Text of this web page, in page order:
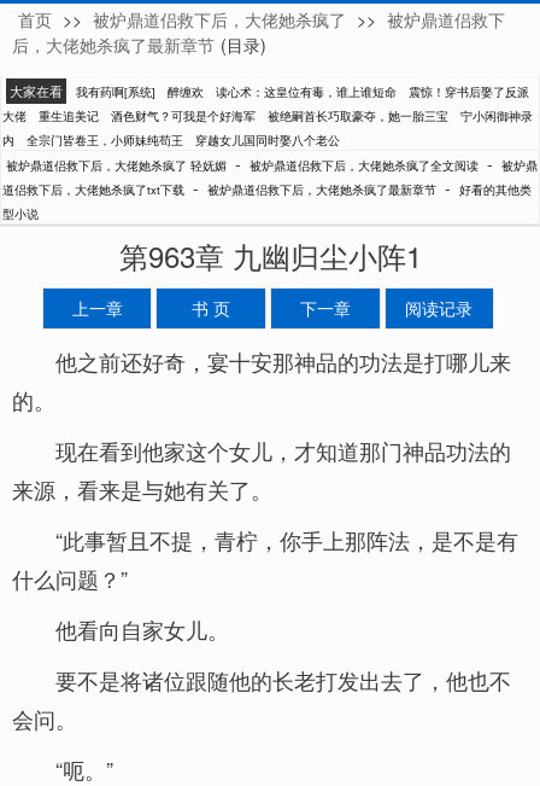
轻妩媚
首页 >> 被炉鼎道侣救下后，大佬她杀疯了 >> 被炉鼎道侣救下
后，大佬她杀疯了最新章节 (目录)
大家在看 我有药啊[系统] 醉缠欢 读心术：这皇位有毒，谁上谁短命
震惊！穿书后娶了反派
大佬
重生追美记 酒色财气？可我是个好海军 被绝嗣首长巧取豪夺，她一胎三宝
宁小闲御神录
内
全宗门皆卷王，小师妹纯苟王
穿越女儿国同时娶八个老公
被炉鼎道侣救下后，大佬她杀疯了 轻妩媚 - 被炉鼎道侣救下后，大佬她杀疯了全文阅读 - 被炉鼎
道侣救下后，大佬她杀疯了txt下载 - 被炉鼎道侣救下后，大佬她杀疯了最新章节 - 好看的其他类
型小说
第963章 九幽归尘小阵1
上一章 书 页 下一章 阅读记录
他之前还好奇，宴十安那神品的功法是打哪儿来
的。
现在看到他家这个女儿，才知道那门神品功法的
来源，看来是与她有关了。
“此事暂且不提，青柠，你手上那阵法，是不是有
什么问题？”
他看向自家女儿。
要不是将诸位跟随他的长老打发出去了，他也不
会问。
“呃。”